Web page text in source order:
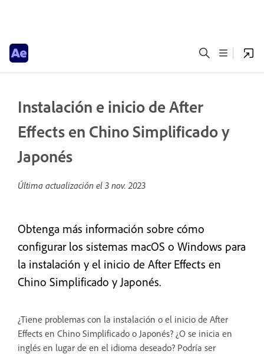
Instalación e inicio de After
Effects en Chino Simplificado y
Japonés
Última actualización el 3 nov. 2023
Obtenga más información sobre cómo
configurar los sistemas macOS o Windows para
la instalación y el inicio de After Effects en
Chino Simplificado y Japonés.
¿Tiene problemas con la instalación o el inicio de After
Effects en Chino Simplificado o Japonés? ¿O se inicia en
inglés en lugar de en el idioma deseado? Podría ser